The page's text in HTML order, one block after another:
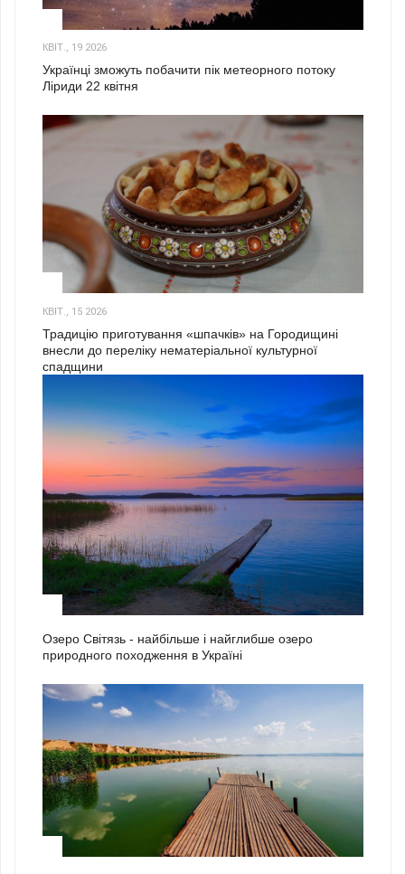
КВІТ., 19 2026
Українці зможуть побачити пік метеорного потоку
Ліриди 22 квітня
КВІТ., 15 2026
Традицію приготування «шпачків» на Городищині
внесли до переліку нематеріальної культурної
спадщини
Озеро Світязь - найбільше і найглибше озеро
природного походження в Україні